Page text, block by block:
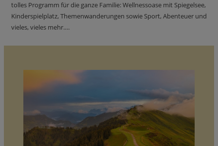
tolles Programm für die ganze Familie: Wellnessoase mit Spiegelsee,
Kinderspielplatz, Themenwanderungen sowie Sport, Abenteuer und
vieles, vieles mehr….